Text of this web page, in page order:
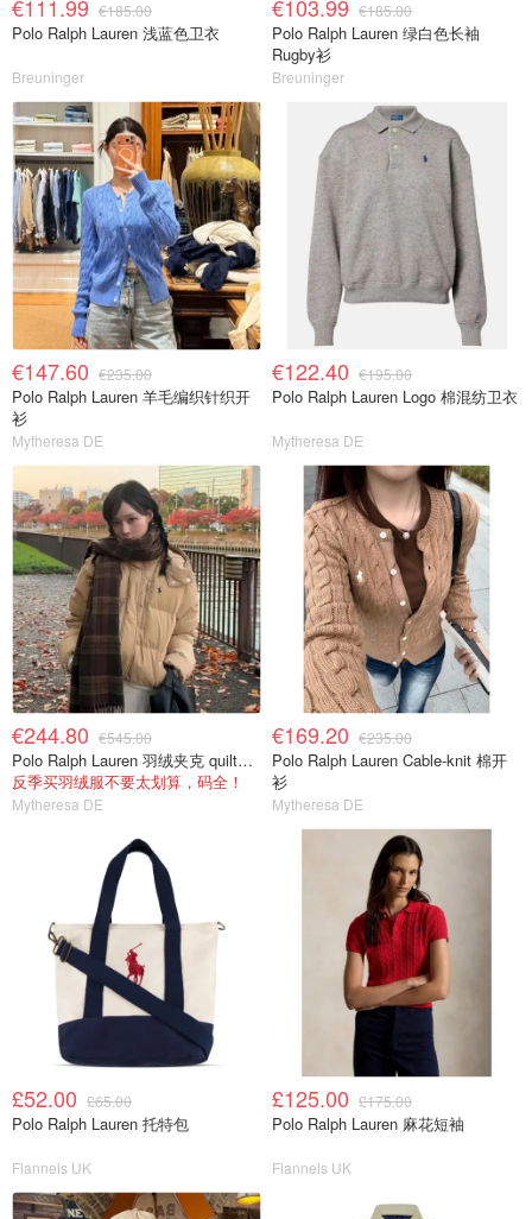
€111.99 €185.00
Polo Ralph Lauren 浅蓝色卫衣
Breuninger
€103.99 €185.00
Polo Ralph Lauren 绿白色长袖
Rugby衫
Breuninger
€147.60 €235.00
Polo Ralph Lauren 羊毛编织针织开
衫
Mytheresa DE
€122.40 €195.00
Polo Ralph Lauren Logo 棉混纺卫衣
Mytheresa DE
€244.80 €545.00
Polo Ralph Lauren 羽绒夹克 quilted款
反季买羽绒服不要太划算，码全！
Mytheresa DE
€169.20 €235.00
Polo Ralph Lauren Cable-knit 棉开
衫
Mytheresa DE
£52.00 £65.00
Polo Ralph Lauren 托特包
Flannels UK
£125.00 £175.00
Polo Ralph Lauren 麻花短袖
Flannels UK